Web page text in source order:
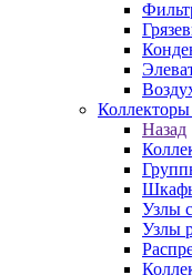
Назад
Узлы
Узлы